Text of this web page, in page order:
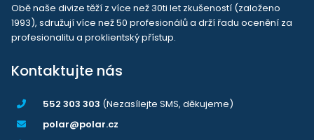
Obě naše divize těží z více než 30ti let zkušeností (založeno
1993), sdružují více než 50 profesionálů a drží řadu ocenění za
profesionalitu a proklientský přístup.
Kontaktujte nás
552 303 303 (Nezasílejte SMS, děkujeme)
polar@polar.cz